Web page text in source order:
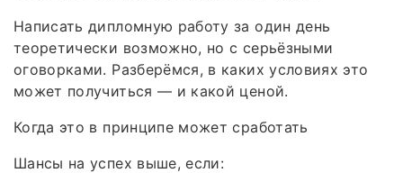
Написать дипломную работу за один день
теоретически возможно, но с серьёзными
оговорками. Разберёмся, в каких условиях это
может получиться — и какой ценой.
Когда это в принципе может сработать
Шансы на успех выше, если: